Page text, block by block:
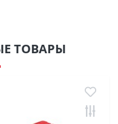
ТОВАРЫ